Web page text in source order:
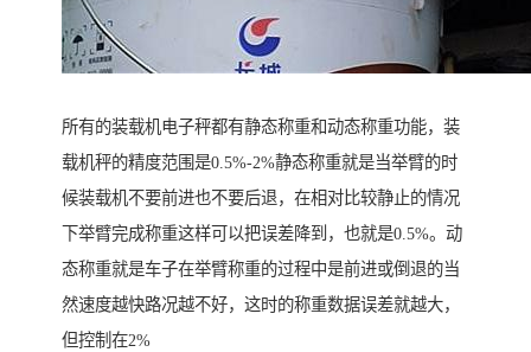
所有的装载机电子秤都有静态称重和动态称重功能，装
载机秤的精度范围是0.5%-2%静态称重就是当举臂的时
候装载机不要前进也不要后退，在相对比较静止的情况
下举臂完成称重这样可以把误差降到，也就是0.5%。动
态称重就是车子在举臂称重的过程中是前进或倒退的当
然速度越快路况越不好，这时的称重数据误差就越大，
但控制在2%